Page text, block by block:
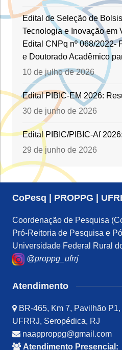
Edital de Seleção de
Tecnologia e Inovação em
Edital CNPq nº 068/2022-
e Doutorado Acadêmico
10 de julho de 2026
Edital PIBIC-EM 2026:
30 de junho de 2026
Edital PIBIC/PIBIC-Af
29 de junho de 2026
CoPesq | PROPPG |
Coordenação de Pesquisa
Pró-Reitoria de Pesquisa e
Universidade Federal Rural
@proppg_ufrrj
Atendimento
BR-465, Km 7, Pavilhão
UFRRJ, Seropédica, RJ
naapproppg@gmail.com
Atendimento Presencial: